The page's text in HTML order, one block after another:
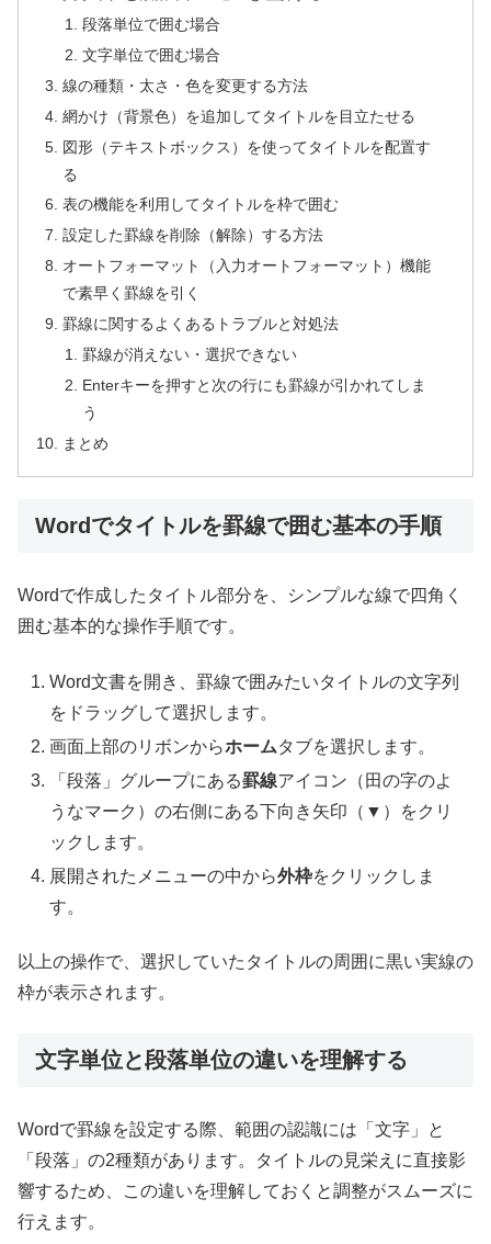
段落単位で囲む場合
文字単位で囲む場合
線の種類・太さ・色を変更する方法
網かけ（背景色）を追加してタイトルを目立たせる
図形（テキストボックス）を使ってタイトルを配置す
る
表の機能を利用してタイトルを枠で囲む
設定した罫線を削除（解除）する方法
オートフォーマット（入力オートフォーマット）機能
で素早く罫線を引く
罫線に関するよくあるトラブルと対処法
罫線が消えない・選択できない
Enterキーを押すと次の行にも罫線が引かれてしま
う
まとめ
Wordでタイトルを罫線で囲む基本の手順
Wordで作成したタイトル部分を、シンプルな線で四角く
囲む基本的な操作手順です。
Word文書を開き、罫線で囲みたいタイトルの文字列
をドラッグして選択します。
画面上部のリボンからホームタブを選択します。
「段落」グループにある罫線アイコン（田の字のよ
うなマーク）の右側にある下向き矢印（▼）をクリ
ックします。
展開されたメニューの中から外枠をクリックしま
す。
以上の操作で、選択していたタイトルの周囲に黒い実線の
枠が表示されます。
文字単位と段落単位の違いを理解する
Wordで罫線を設定する際、範囲の認識には「文字」と
「段落」の2種類があります。タイトルの見栄えに直接影
響するため、この違いを理解しておくと調整がスムーズに
行えます。